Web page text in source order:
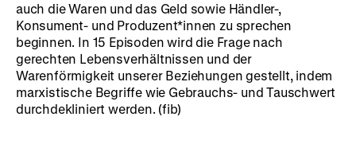
auch die Waren und das Geld sowie Händler-,
Konsument- und Produzent*innen zu sprechen
beginnen. In 15 Episoden wird die Frage nach
gerechten Lebensverhältnissen und der
Warenförmigkeit unserer Beziehungen gestellt, indem
marxistische Begriffe wie Gebrauchs- und Tauschwert
durchdekliniert werden. (fib)